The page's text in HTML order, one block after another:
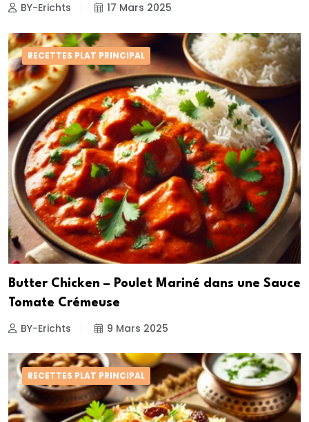
BY-Erichts 17 Mars 2025
RECETTES PLAT PRINCIPAL
Butter Chicken – Poulet Mariné dans une Sauce
Tomate Crémeuse
BY-Erichts 9 Mars 2025
RECETTES PLAT PRINCIPAL